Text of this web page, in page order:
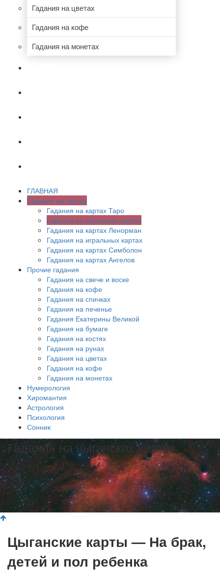
Гадания на цветах
Гадания на кофе
Гадания на монетах
ГЛАВНАЯ
Гадания на картах
Гадания на картах Таро
Гадания на цыганских картах
Гадания на картах Ленорман
Гадания на игральных картах
Гадания на картах Симболон
Гадания на картах Ангелов
Прочие гадания
Гадания на свече и воске
Гадания на кофе
Гадания на спичках
Гадания на печенье
Гадания Екатерины Великой
Гадания на бумаге
Гадания на костях
Гадания на рунах
Гадания на цветах
Гадания на кофе
Гадания на монетах
Нумерология
Хиромантия
Астрология
Психология
Сонник
Гадания на цыганских картах
Цыганские карты — На брак,
детей и пол ребенка